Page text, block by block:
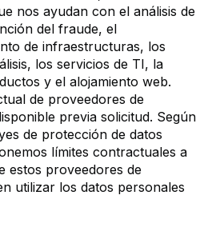
nos ayudan con el análisis de
del fraude, el
de infraestructuras, los
los servicios de TI, la
y el alojamiento web.
de proveedores de
previa solicitud. Según
de protección de datos
límites contractuales a
estos proveedores de
utilizar los datos personales